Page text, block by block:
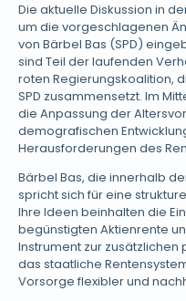
Die aktuelle Diskussion in
um die vorgeschlagenen
von Bärbel Bas (SPD)
sind Teil der laufenden
roten Regierungskoalition,
SPD zusammensetzt. Im
die Anpassung der
demografischen
Herausforderungen des
Bärbel Bas, die innerhalb
spricht sich für eine
Ihre Ideen beinhalten die
begünstigten Aktienrente
Instrument zur zusätzlichen
das staatliche
Vorsorge flexibler und